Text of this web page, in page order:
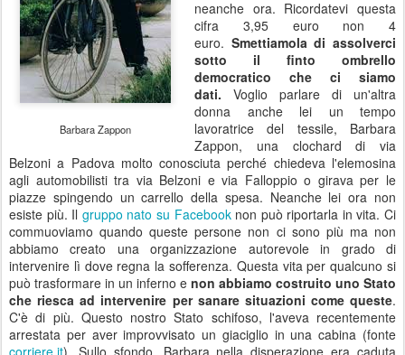
Barbara Zappon
neanche ora. Ricordatevi questa
cifra 3,95 euro non 4
euro. Smettiamola di assolverci
sotto il finto ombrello
democratico che ci siamo
dati. Voglio parlare di un'altra
donna anche lei un tempo
lavoratrice del tessile, Barbara
Zappon, una clochard di via
Belzoni a Padova molto conosciuta perché chiedeva l'elemosina
agli automobilisti tra via Belzoni e via Falloppio o girava per le
piazze spingendo un carrello della spesa. Neanche lei ora non
esiste più. Il gruppo nato su Facebooknon può riportarla in vita. Ci
commuoviamo quando queste persone non ci sono più ma non
abbiamo creato una organizzazione autorevole in grado di
intervenire lì dove regna la sofferenza. Questa vita per qualcuno si
può trasformare in un inferno e non abbiamo costruito uno Stato
che riesca ad intervenire per sanare situazioni come queste.
C'è di più. Questo nostro Stato schifoso, l'aveva recentemente
arrestata per aver improvvisato un giaciglio in una cabina (fonte
corriere.it). Sullo sfondo, Barbara nella disperazione era caduta